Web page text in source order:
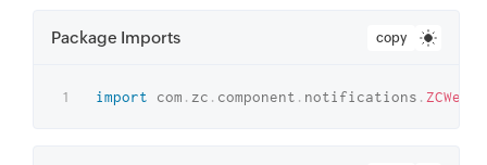
Package Imports copy
import com . zc . component . notifications .